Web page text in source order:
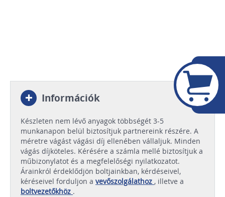
Információk
Készleten nem lévő anyagok többségét 3-5
munkanapon belül biztosítjuk partnereink részére. A
méretre vágást vágási díj ellenében vállaljuk. Minden
vágás díjköteles. Kérésére a számla mellé biztosítjuk a
műbizonylatot és a megfelelőségi nyilatkozatot.
Árainkról érdeklődjön boltjainkban, kérdéseivel,
kéréseivel forduljon a vevőszolgálathoz , illetve a
boltvezetőkhöz .